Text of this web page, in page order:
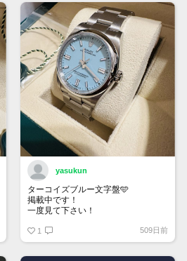
yasukun
ターコイズブルー文字盤🩵
掲載中です！
一度見て下さい！
1 509日前